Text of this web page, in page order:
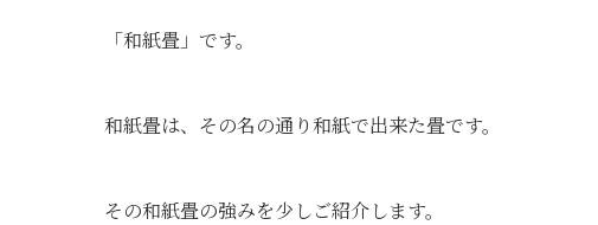
「和紙畳」です。
和紙畳は、その名の通り和紙で出来た畳です。
その和紙畳の強みを少しご紹介します。